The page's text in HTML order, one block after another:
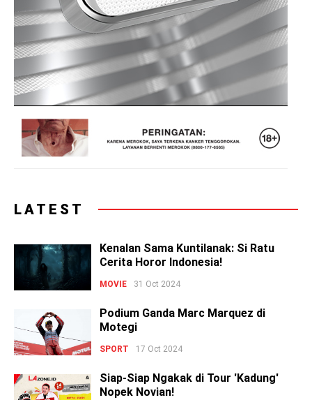
LATEST
Kenalan Sama Kuntilanak: Si Ratu
Cerita Horor Indonesia!
MOVIE 31 Oct 2024
Podium Ganda Marc Marquez di
Motegi
SPORT 17 Oct 2024
Siap-Siap Ngakak di Tour 'Kadung'
Nopek Novian!